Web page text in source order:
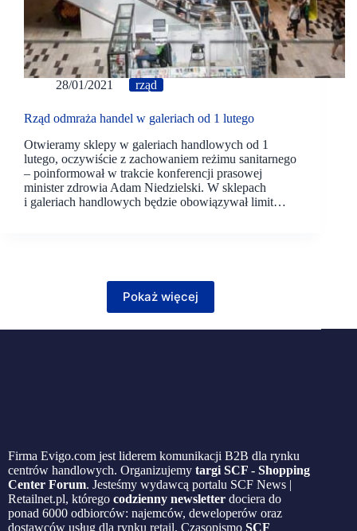
28/01/2021 rząd
Rząd odmraża handel w galeriach od 1 lutego
Otwieramy sklepy w galeriach handlowych od 1
lutego, oczywiście z zachowaniem reżimu sanitarnego
– poinformował w trakcie konferencji prasowej
minister zdrowia Adam Niedzielski. W sklepach
i galeriach handlowych będzie obowiązywał limit…
Pokaż więcej
Firma Evigo.com jest liderem komunikacji B2B dla rynku
centrów handlowych. Organizujemy targi SCF - Shopping
Center Forum. Jesteśmy wydawcą portalu SCF News |
Retailnet.pl, którego codzienny newsletter dociera do
ponad 6000 odbiorców: najemców, deweloperów oraz
dostawców usług dla rynku retail. Czasopismo SCF